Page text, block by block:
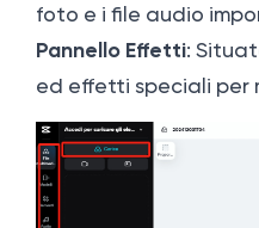
foto e i file audio
Pannello Effetti:
ed effetti speciali per